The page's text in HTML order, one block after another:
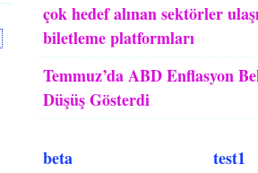
çok hedef alınan sektörler
biletleme platformları
Temmuz’da ABD Enflasyon
Düşüş Gösterdi
beta test1